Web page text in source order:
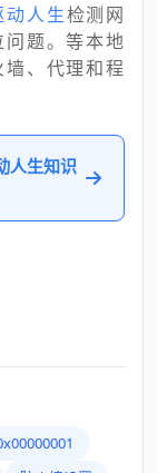
动人生检测网
题。等本地
、代理和程
人生知识